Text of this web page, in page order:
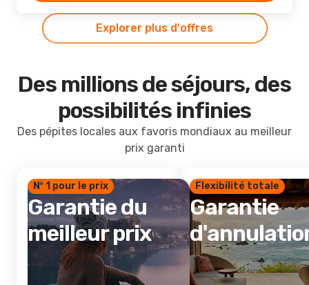
Explorer plus d'offres
Des millions de séjours, des
possibilités infinies
Des pépites locales aux favoris mondiaux au meilleur
prix garanti
Nº 1 pour le prix
Garantie du
meilleur prix
Flexibilité totale
Garantie